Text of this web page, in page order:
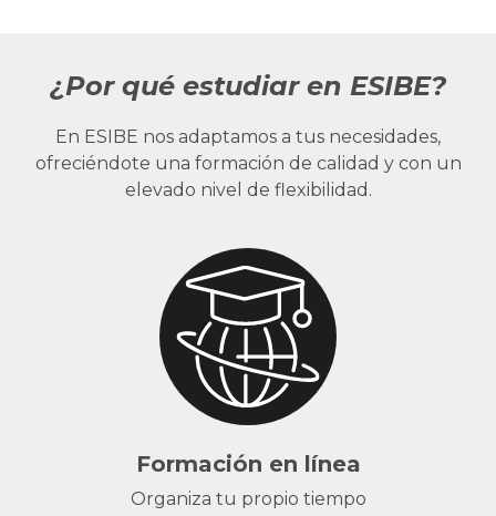
¿Por qué estudiar en ESIBE?
En ESIBE nos adaptamos a tus necesidades,
ofreciéndote una formación de calidad y con un
elevado nivel de flexibilidad.
Formación en línea
Organiza tu propio tiempo